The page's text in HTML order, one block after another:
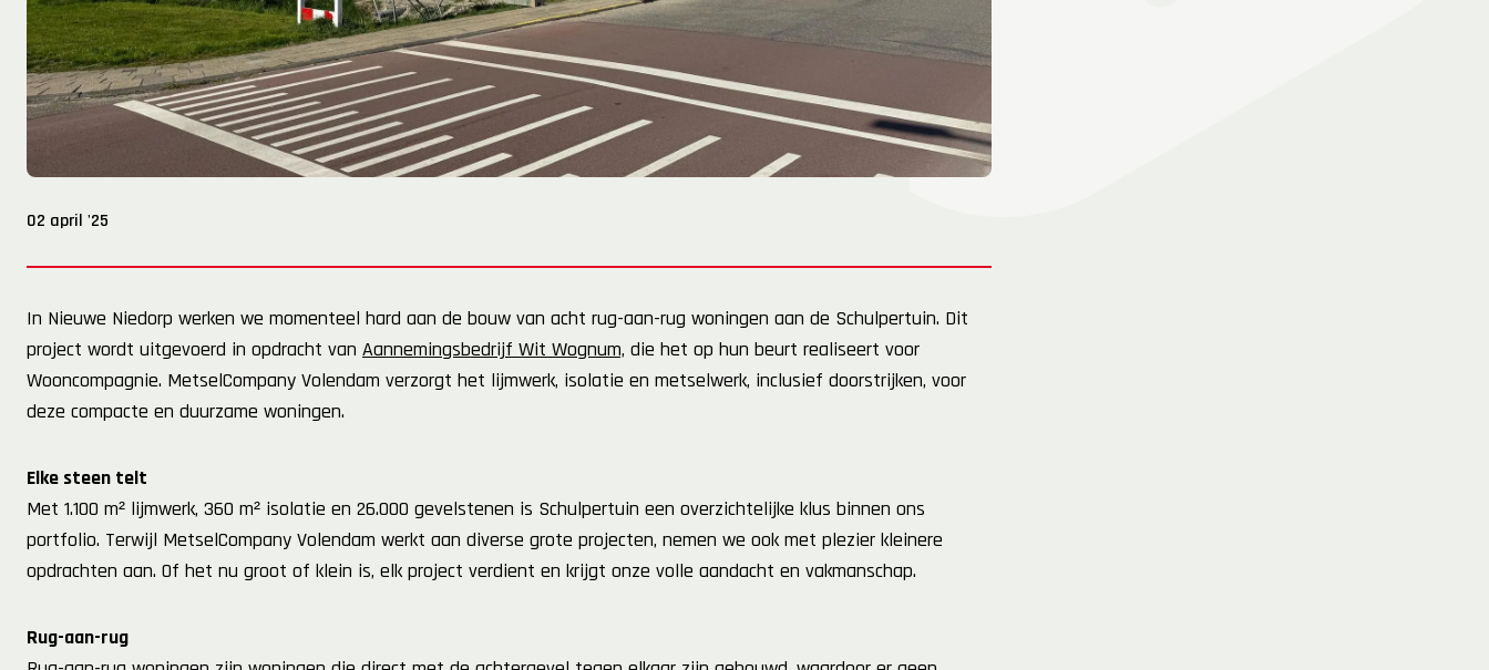
02 april '25
In Nieuwe Niedorp werken we momenteel hard aan de bouw van acht rug-aan-rug woningen aan de Schulpertuin. Dit
project wordt uitgevoerd in opdracht van Aannemingsbedrijf Wit Wognum, die het op hun beurt realiseert voor
Wooncompagnie. MetselCompany Volendam verzorgt het lijmwerk, isolatie en metselwerk, inclusief doorstrijken, voor
deze compacte en duurzame woningen.
Elke steen telt
Met 1.100 m² lijmwerk, 360 m² isolatie en 26.000 gevelstenen is Schulpertuin een overzichtelijke klus binnen ons
portfolio. Terwijl MetselCompany Volendam werkt aan diverse grote projecten, nemen we ook met plezier kleinere
opdrachten aan. Of het nu groot of klein is, elk project verdient en krijgt onze volle aandacht en vakmanschap.
Rug-aan-rug